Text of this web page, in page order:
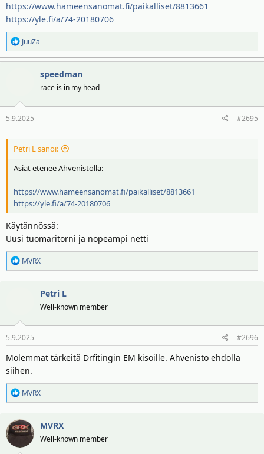
https://www.hameensanomat.fi/paikalliset/8813661
https://yle.fi/a/74-20180706
R
e
a
o
t
JuuZa
speedman
race is in my head
5.9.2025 #2695
Petri L sanoi:
Asiat etenee Ahvenistolla:
https://www.hameensanomat.fi/paikalliset/8813661
https://yle.fi/a/74-20180706
Käytännössä:
Uusi tuomaritorni ja nopeampi netti
R
e
a
o
t
MVRX
Petri L
Well-known member
5.9.2025 #2696
Molemmat tärkeitä Drfitingin EM kisoille. Ahvenisto ehdolla
siihen.
R
e
a
k
t
i
MVRX
MVRX
Well-known member